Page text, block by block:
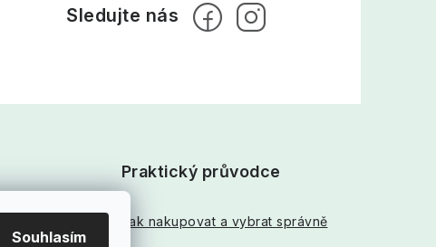
Souhlasím
Praktický průvodce
Jak nakupovat a vybrat správně